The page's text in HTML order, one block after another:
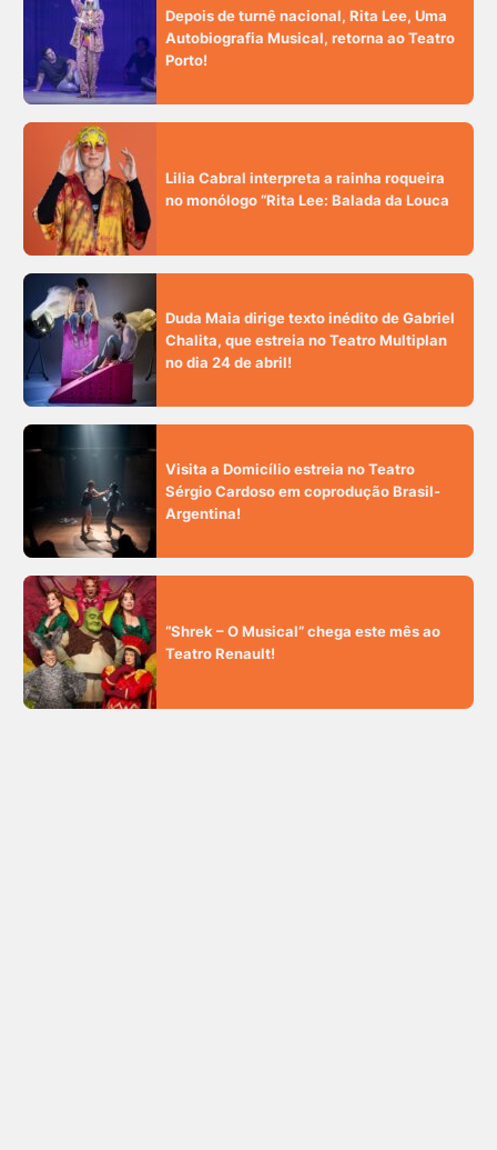
Depois de turnê nacional, Rita Lee, Uma
Autobiografia Musical, retorna ao Teatro
Porto!
Lilia Cabral interpreta a rainha roqueira
no monólogo “Rita Lee: Balada da Louca
Duda Maia dirige texto inédito de Gabriel
Chalita, que estreia no Teatro Multiplan
no dia 24 de abril!
Visita a Domicílio estreia no Teatro
Sérgio Cardoso em coprodução Brasil-
Argentina!
“Shrek – O Musical” chega este mês ao
Teatro Renault!